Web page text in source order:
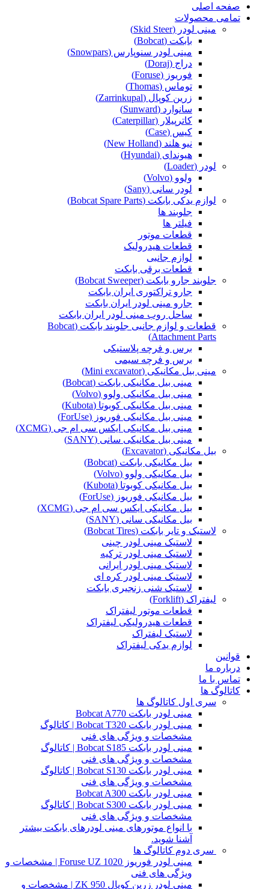
صفحه اصلی
تمامی محصولات
مینی لودر (Skid Steer)
بابکت (Bobcat)
مینی لودر سنوپارس (Snowpars)
دراج (Doraj)
فوریوز (Foruse)
توماس (Thomas)
زرین کوپال (Zarrinkupal)
سانوارد (Sunward)
کاترپیلار (Caterpillar)
کیس (Case)
نیو هلند (New Holland)
هیوندای (Hyundai)
لودر (Loader)
ولوو (Volvo)
لودر سانی (Sany)
لوازم یدکی بابکت (Bobcat Spare Parts)
جلوبند ها
فیلتر ها
قطعات موتور
قطعات هیدرولیک
لوازم جانبی
قطعات برقی بابکت
جلوبند جارو بابکت (Bobcat Sweeper)
جارو تراکتوری ایران بابکت
جارو مینی لودر ایران بابکت
ساحل روب مینی لودر ایران بابکت
قطعات و لوازم جانبی جلوبند بابکت (Bobcat
Attachment Parts)
برس و فرچه پلاستیکی
برس و فرچه سیمی
مینی بیل مکانیکی (Mini excavator)
مینی بیل مکانیکی بابکت (Bobcat)
مینی بیل مکانیکی ولوو (Volvo)
مینی بیل مکانیکی کوبوتا (Kubota)
مینی بیل مکانیکی فوریوز (ForUse)
مینی بیل مکانیکی ایکس سی ام جی (XCMG)
مینی بیل مکانیکی سانی (SANY)
بیل مکانیکی (Excavator)
بیل مکانیکی بابکت (Bobcat)
بیل مکانیکی ولوو (Volvo)
بیل مکانیکی کوبوتا (Kubota)
بیل مکانیکی فوریوز (ForUse)
بیل مکانیکی ایکس سی ام جی (XCMG)
بیل مکانیکی سانی (SANY)
لاستیک و تایر بابکت (Bobcat Tires)
لاستیک مینی لودر چینی
لاستیک مینی لودر ترکیه
لاستیک مینی لودر ایرانی
لاستیک مینی لودر کره ای
لاستیک شنی زنجیری بابکت
لیفتراک (Forklift)
قطعات موتور لیفتراک
قطعات هیدرولیکی لیفتراک
لاستیک لیفتراک
لوازم یدکی لیفتراک
قوانین
درباره ما
تماس با ما
کاتالوگ ها
سری اول کاتالوگ ها
مینی لودر بابکت Bobcat A770
مینی لودر بابکت Bobcat T320 | کاتالوگ
مشخصات و ویژگی های فنی
مینی لودر بابکت Bobcat S185 | کاتالوگ
مشخصات و ویژگی های فنی
مینی لودر بابکت Bobcat S130 | کاتالوگ
مشخصات و ویژگی های فنی
مینی لودر بابکت Bobcat A300
مینی لودر بابکت Bobcat S300 | کاتالوگ
مشخصات و ویژگی های فنی
با انواع موتورهای مینی لودرهای بابکت بیشتر
آشنا شوید.
سری دوم کاتالوگ ها
مینی لودر فوریوز Foruse UZ 1020 | مشخصات و
ویژگی های فنی
مینی لودر زرین کوپال ZK 950 | مشخصات و